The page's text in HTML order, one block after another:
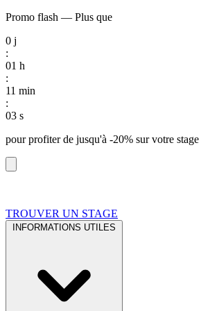
Promo flash — Plus que
0 j
:
01 h
:
11 min
:
02 s
pour profiter de jusqu'à -20% sur votre stage
TROUVER UN STAGE
INFORMATIONS UTILES